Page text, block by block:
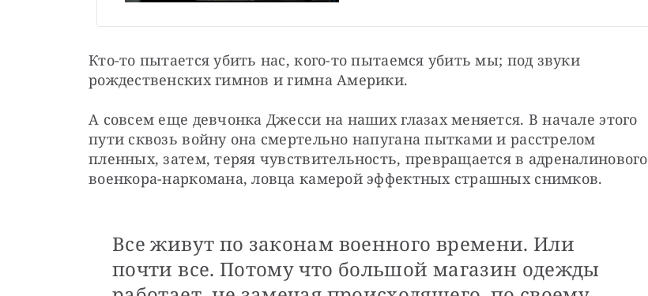
Кто-то пытается убить нас, кого-то пытаемся убить мы; под звуки
рождественских гимнов и гимна Америки.
А совсем еще девчонка Джесси на наших глазах меняется. В начале этого
пути сквозь войну она смертельно напугана пытками и расстрелом
пленных, затем, теряя чувствительность, превращается в адреналинового
военкора-наркомана, ловца камерой эффектных страшных снимков.
Все живут по законам военного времени. Или
почти все. Потому что большой магазин одежды